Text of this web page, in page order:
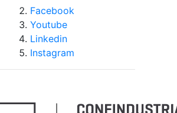
Facebook
Youtube
Linkedin
Instagram